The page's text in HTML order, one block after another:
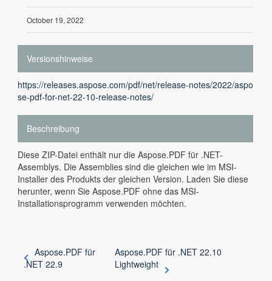
October 19, 2022
Versionshinweise
https://releases.aspose.com/pdf/net/release-notes/2022/aspo
se-pdf-for-net-22-10-release-notes/
Beschreibung
Diese ZIP-Datei enthält nur die Aspose.PDF für .NET-
Assemblys. Die Assemblies sind die gleichen wie im MSI-
Installer des Produkts der gleichen Version. Laden Sie diese
herunter, wenn Sie Aspose.PDF ohne das MSI-
Installationsprogramm verwenden möchten.
Aspose.PDF für
.NET 22.9
Aspose.PDF für .NET 22.10
Lightweight